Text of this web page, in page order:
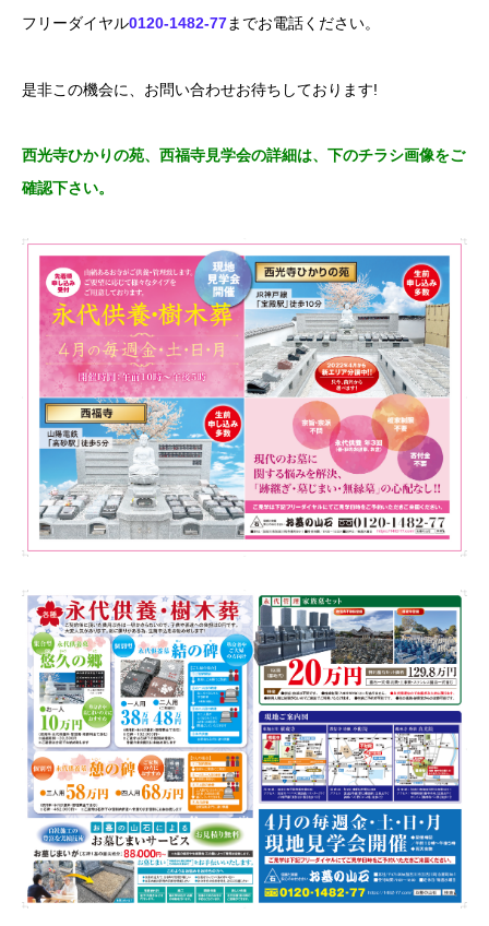
フリーダイヤル0120-1482-77までお電話ください。
是非この機会に、お問い合わせお待ちしております!
西光寺ひかりの苑、西福寺見学会の詳細は、下のチラシ画像をご
確認下さい。